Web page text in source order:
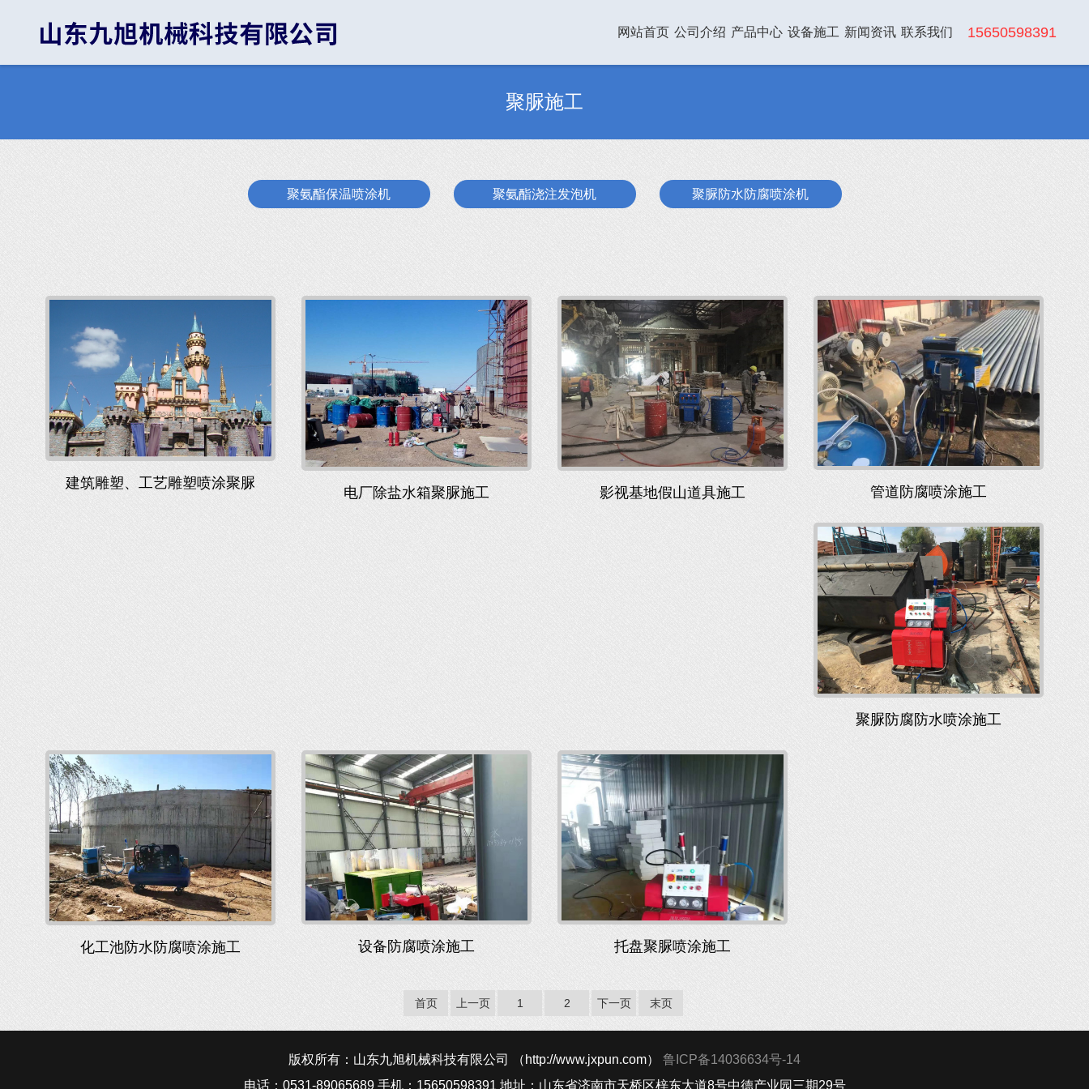
15650598391
网站首页 公司介绍 产品中心 设备施工 新闻资讯 联系我们
聚脲施工
聚氨酯保温喷涂机 聚氨酯浇注发泡机 聚脲防水防腐喷涂机
建筑雕塑、工艺雕塑喷涂聚脲
电厂除盐水箱聚脲施工 影视基地假山道具施工 管道防腐喷涂施工
聚脲防腐防水喷涂施工
化工池防水防腐喷涂施工 设备防腐喷涂施工 托盘聚脲喷涂施工
首页 上一页 1 2 下一页 末页
版权所有：山东九旭机械科技有限公司 （http://www.jxpun.com） 鲁ICP备14036634号-14
电话：0531-89065689 手机：15650598391 地址：山东省济南市天桥区梓东大道8号中德产业园三期29号